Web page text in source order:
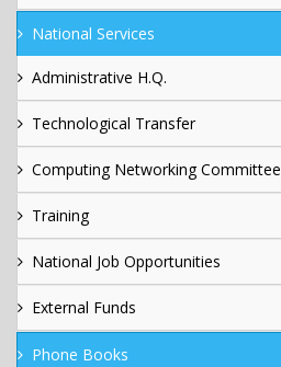
National Services
Administrative H.Q.
Technological Transfer
Computing Networking Committee
Training
National Job Opportunities
External Funds
Phone Books